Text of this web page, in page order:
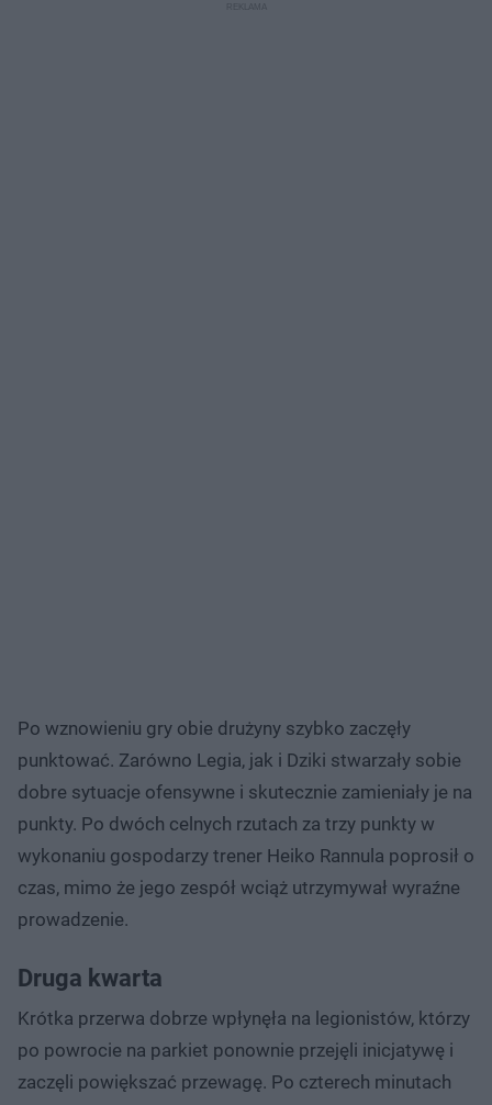
Po wznowieniu gry obie drużyny szybko zaczęły
punktować. Zarówno Legia, jak i Dziki stwarzały sobie
dobre sytuacje ofensywne i skutecznie zamieniały je na
punkty. Po dwóch celnych rzutach za trzy punkty w
wykonaniu gospodarzy trener Heiko Rannula poprosił o
czas, mimo że jego zespół wciąż utrzymywał wyraźne
prowadzenie.
Druga kwarta
Krótka przerwa dobrze wpłynęła na legionistów, którzy
po powrocie na parkiet ponownie przejęli inicjatywę i
zaczęli powiększać przewagę. Po czterech minutach